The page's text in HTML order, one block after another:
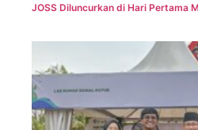
JOSS Diluncurkan di Hari Pertama